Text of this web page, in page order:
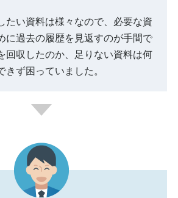
たい資料は様々なので、必要な資
に過去の履歴を見返すのが手間で
回収したのか、足りない資料は何
きず困っていました。